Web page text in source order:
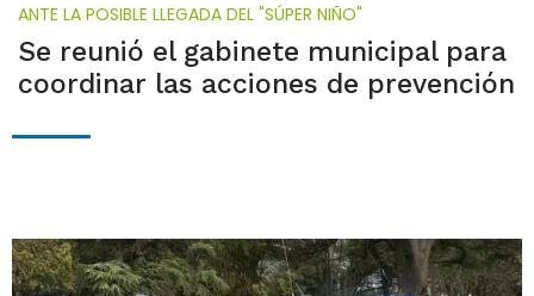
ANTE LA POSIBLE LLEGADA DEL "SÚPER NIÑO"
Se reunió el gabinete municipal para
coordinar las acciones de prevención